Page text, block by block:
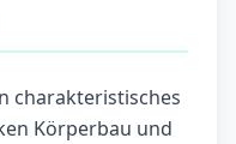
charakteristisches
Körperbau und